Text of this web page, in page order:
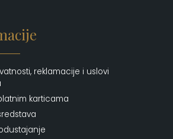
reklamacije i uslovi
karticama